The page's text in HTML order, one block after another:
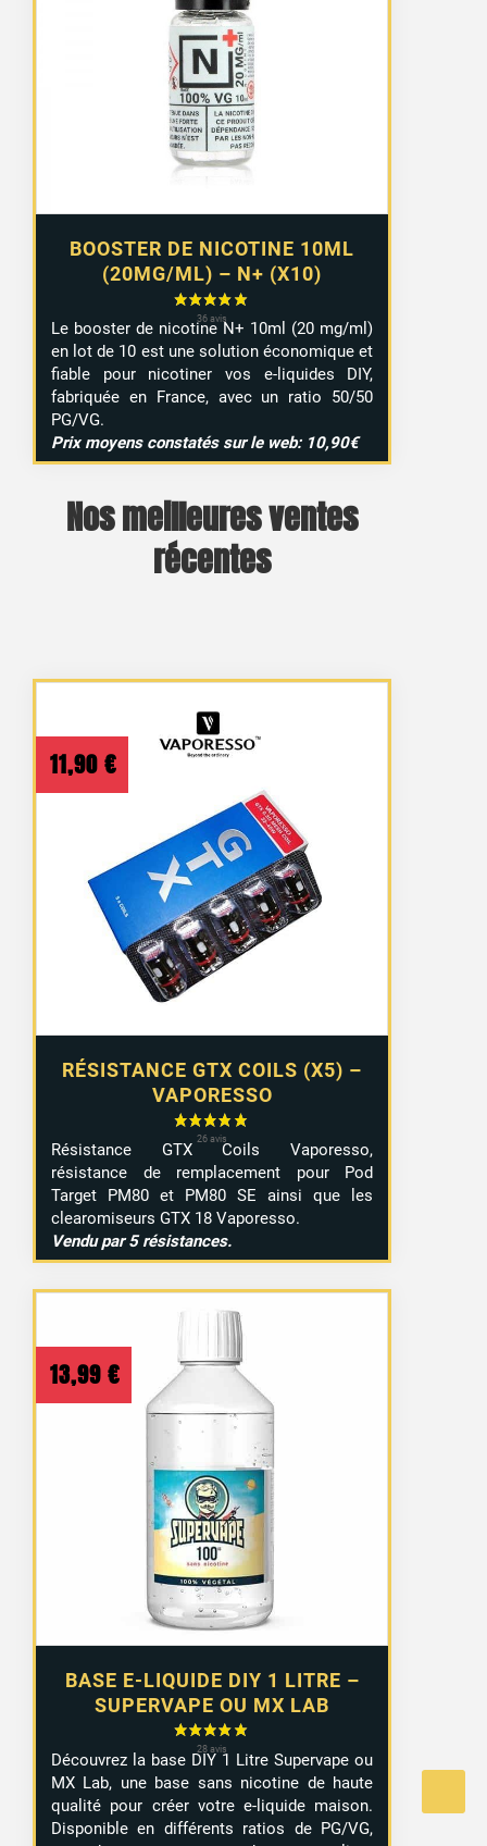
BOOSTER DE NICOTINE 10ML
(20MG/ML) – N+ (X10)
prix :
8,99 €
à
9,29 €
Le booster de nicotine N+ 10ml (20 mg/ml)
en lot de 10 est une solution économique et
fiable pour nicotiner vos e-liquides DIY,
fabriquée en France, avec un ratio 50/50
PG/VG.
Prix moyens constatés sur le web: 10,90€
Nos meilleures ventes
récentes
RÉSISTANCE GTX COILS (X5) –
VAPORESSO
11,90 €
Résistance GTX Coils Vaporesso,
résistance de remplacement pour Pod
Target PM80 et PM80 SE ainsi que les
clearomiseurs GTX 18 Vaporesso.
Vendu par 5 résistances.
BASE E-LIQUIDE DIY 1 LITRE –
SUPERVAPE OU MX LAB
13,99 €
Découvrez la base DIY 1 Litre Supervape ou
MX Lab, une base sans nicotine de haute
qualité pour créer votre e-liquide maison.
Disponible en différents ratios de PG/VG,